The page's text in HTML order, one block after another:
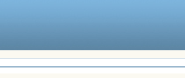
____________________________________________________